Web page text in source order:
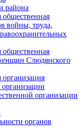
района
общественная
войны, труда,
общественная
Слюдянского
организации
органов